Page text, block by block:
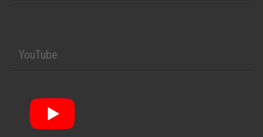
YouTube